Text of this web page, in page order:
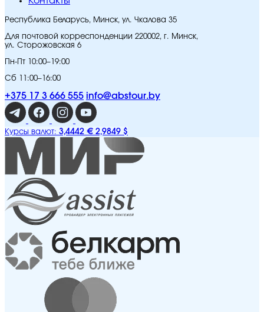
Республика Беларусь, Минск, ул. Чкалова 35
Для почтовой корреспонденции 220002, г. Минск,
ул. Сторожовская 6
Пн-Пт 10:00–19:00
Сб 11:00–16:00
+375 17 3 666 555 info@abstour.by
Курсы валют: 3,4442 € 2,9849 $